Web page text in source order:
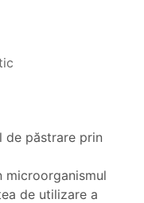
de păstrare prin
microorganismul
de utilizare a